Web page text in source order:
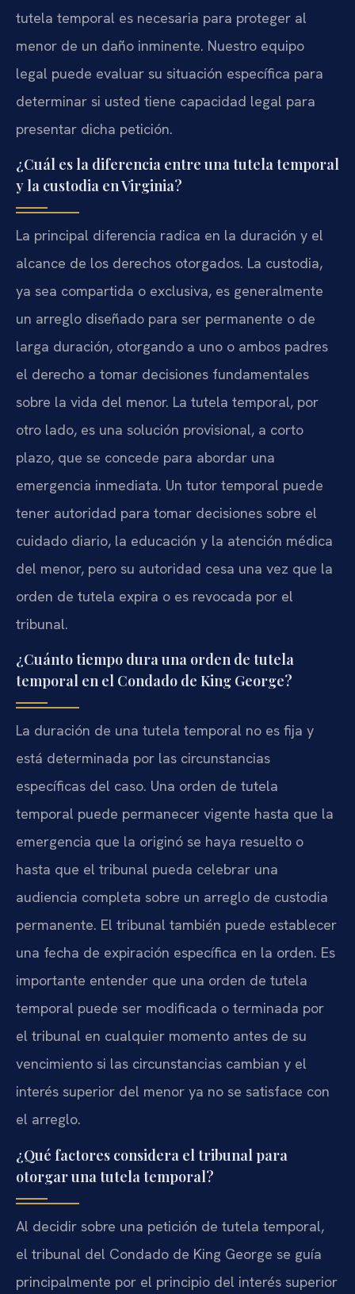
tutela temporal es necesaria para proteger al
menor de un daño inminente. Nuestro equipo
legal puede evaluar su situación específica para
determinar si usted tiene capacidad legal para
presentar dicha petición.
¿Cuál es la diferencia entre una tutela temporal
y la custodia en Virginia?
La principal diferencia radica en la duración y el
alcance de los derechos otorgados. La custodia,
ya sea compartida o exclusiva, es generalmente
un arreglo diseñado para ser permanente o de
larga duración, otorgando a uno o ambos padres
el derecho a tomar decisiones fundamentales
sobre la vida del menor. La tutela temporal, por
otro lado, es una solución provisional, a corto
plazo, que se concede para abordar una
emergencia inmediata. Un tutor temporal puede
tener autoridad para tomar decisiones sobre el
cuidado diario, la educación y la atención médica
del menor, pero su autoridad cesa una vez que la
orden de tutela expira o es revocada por el
tribunal.
¿Cuánto tiempo dura una orden de tutela
temporal en el Condado de King George?
La duración de una tutela temporal no es fija y
está determinada por las circunstancias
específicas del caso. Una orden de tutela
temporal puede permanecer vigente hasta que la
emergencia que la originó se haya resuelto o
hasta que el tribunal pueda celebrar una
audiencia completa sobre un arreglo de custodia
permanente. El tribunal también puede establecer
una fecha de expiración específica en la orden. Es
importante entender que una orden de tutela
temporal puede ser modificada o terminada por
el tribunal en cualquier momento antes de su
vencimiento si las circunstancias cambian y el
interés superior del menor ya no se satisface con
el arreglo.
¿Qué factores considera el tribunal para
otorgar una tutela temporal?
Al decidir sobre una petición de tutela temporal,
el tribunal del Condado de King George se guía
principalmente por el principio del interés superior